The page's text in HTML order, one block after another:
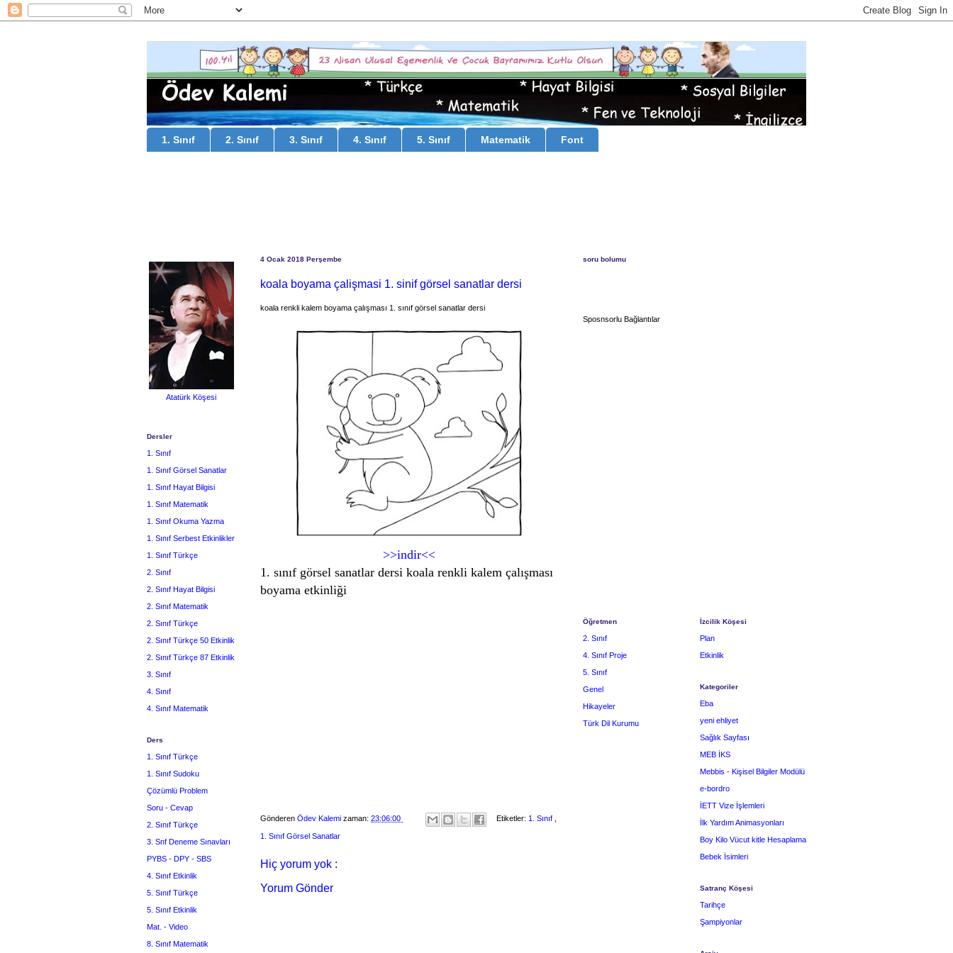
1. Sınıf 2. Sınıf 3. Sınıf 4. Sınıf 5. Sınıf Matematik Font
4 Ocak 2018 Perşembe
koala boyama çalişmasi 1. sinif görsel sanatlar dersi
koala renkli kalem boyama çalışması 1. sınıf görsel sanatlar dersi
>>indir<<
1. sınıf görsel sanatlar dersi koala renkli kalem çalışması
boyama etkinliği
Gönderen Ödev Kalemi zaman: 23:06:00 Etiketler: 1. Sınıf
1. Sınıf Görsel Sanatlar
Hiç yorum yok :
Yorum Gönder
Atatürk Köşesi
Dersler
1. Sınıf
1. Sınıf Görsel Sanatlar
1. Sınıf Hayat Bilgisi
1. Sınıf Matematik
1. Sınıf Okuma Yazma
1. Sınıf Serbest Etkinlikler
1. Sınıf Türkçe
2. Sınıf
2. Sınıf Hayat Bilgisi
2. Sınıf Matematik
2. Sınıf Türkçe
2. Sınıf Türkçe 50 Etkinlik
2. Sınıf Türkçe 87 Etkinlik
3. Sınıf
4. Sınıf
4. Sınıf Matematik
Ders
1. Sınıf Türkçe
1. Sınıf Sudoku
Çözümlü Problem
Soru - Cevap
2. Sınıf Türkçe
3. Snf Deneme Sınavları
PYBS - DPY - SBS
4. Sınıf Etkinlik
5. Sınıf Türkçe
5. Sınıf Etkinlik
Mat. - Video
8. Sınıf Matematik
soru bolumu
Sposnsorlu Bağlantılar
Öğretmen
2. Sınıf
4. Sınıf Proje
5. Sınıf
Genel
Hikayeler
Türk Dil Kurumu
İzcilik Köşesi
Plan
Etkinlik
Kategoriler
Eba
yeni ehliyet
Sağlık Sayfası
MEB İKS
Mebbis - Kişisel Bilgiler Modülü
e-bordro
İETT Vize İşlemleri
İlk Yardım Animasyonları
Boy Kilo Vücut kitle Hesaplama
Bebek İsimleri
Satranç Köşesi
Tarihçe
Şampiyonlar